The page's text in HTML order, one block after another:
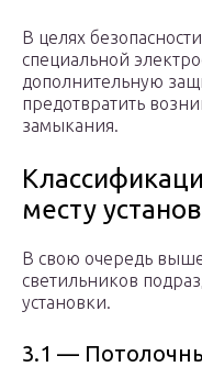
В целях
специальной
дополнительную
предотвратить
замыкания.
месту
В свою очередь
светильников
установки.
3.1 —